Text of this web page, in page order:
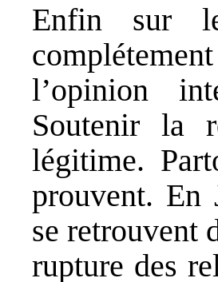
Enfin sur
l’opinion
Soutenir la
légitime.
prouvent. En
se retrouvent
rupture des